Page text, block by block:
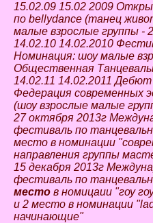
15.02.09 15.02 2009
по bellydance (танец
малые взрослые группы -
14.02.10 14.02.2010
Номинация: шоу малые
Общественная
14.02.11 14.02.2011
Федерация современных
(шоу взрослые малые
27 октября 2013г
фестиваль по
место в номинации
направления группы
15 декабря 2013г
фестиваль по
место в номицаии "гоу
и 2 место в номинации
начинающие"